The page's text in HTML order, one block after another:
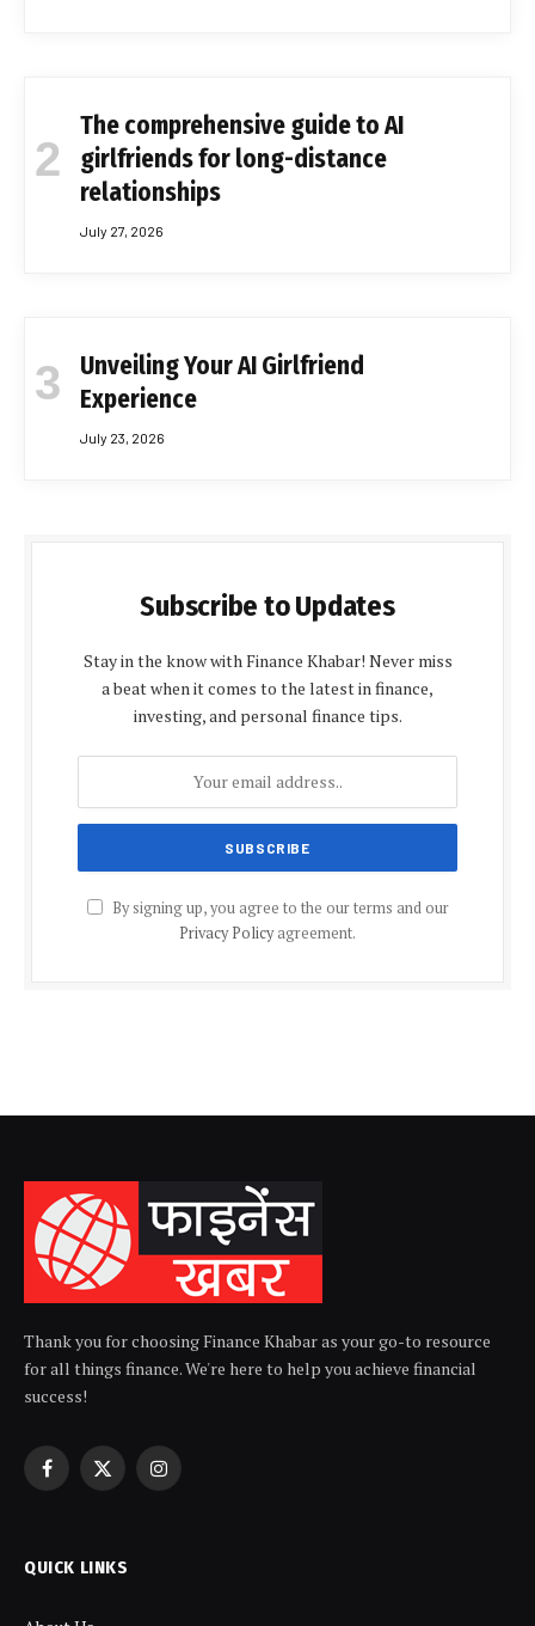
The comprehensive guide to AI
girlfriends for long-distance
relationships
July 27, 2026
Unveiling Your AI Girlfriend
Experience
July 23, 2026
Subscribe to Updates
Stay in the know with Finance Khabar! Never miss
a beat when it comes to the latest in finance,
investing, and personal finance tips.
By signing up, you agree to the our terms and our
Privacy Policyagreement.
Thank you for choosing Finance Khabar as your go-to resource
for all things finance. We're here to help you achieve financial
success!
Facebook
X
Instagram
QUICK LINKS